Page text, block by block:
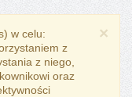
×
w celu:
z
z niego,
oraz